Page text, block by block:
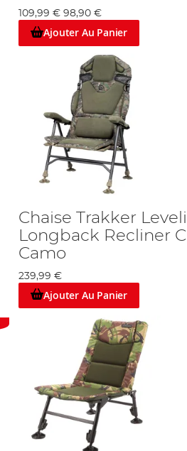
109,99 € 98,90 €
Ajouter Au Panier
Chaise Trakker
Longback Recliner
Camo
239,99 €
Ajouter Au Panier